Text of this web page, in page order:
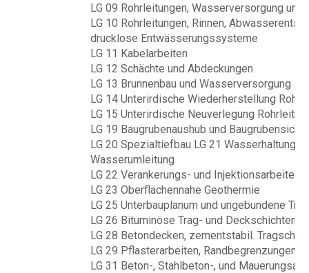
LG 09 Rohrleitungen, Wasserversorgung und
LG 10 Rohrleitungen, Rinnen,
drucklose Entwässerungssysteme
LG 11 Kabelarbeiten
LG 12 Schächte und Abdeckungen
LG 13 Brunnenbau und Wasserversorgung
LG 14 Unterirdische Wiederherstellung
LG 15 Unterirdische Neuverlegung
LG 19 Baugrubenaushub und
LG 20 Spezialtiefbau LG 21 Wasserhaltung
Wasserumleitung
LG 22 Verankerungs- und Injektionsarbeiten
LG 23 Oberflächennahe Geothermie
LG 25 Unterbauplanum und ungebundene
LG 26 Bituminöse Trag- und Deckschichten
LG 28 Betondecken, zementstabil.
LG 29 Pflasterarbeiten, Randbegrenzungen
LG 31 Beton-, Stahlbeton-, und